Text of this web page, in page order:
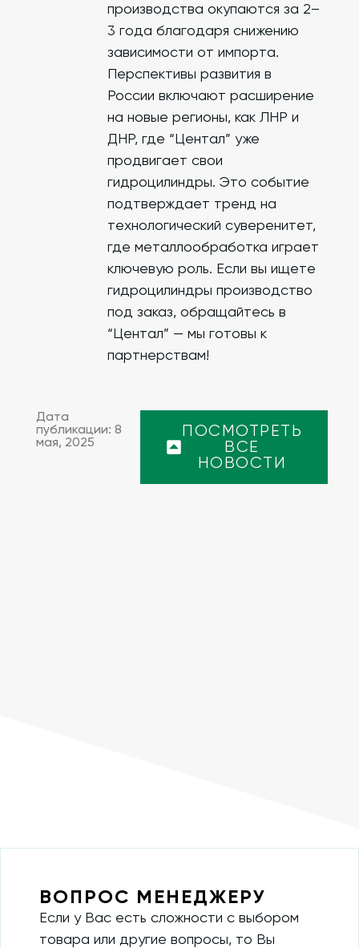
производства окупаются за 2–
3 года благодаря снижению
зависимости от импорта.
Перспективы развития в
России включают расширение
на новые регионы, как ЛНР и
ДНР, где “Центал” уже
продвигает свои
гидроцилиндры. Это событие
подтверждает тренд на
технологический суверенитет,
где металлообработка играет
ключевую роль. Если вы ищете
гидроцилиндры производство
под заказ, обращайтесь в
“Центал” — мы готовы к
партнерствам!
Дата
публикации: 8
мая, 2025
ПОСМОТРЕТЬ
ВСЕ
НОВОСТИ
ВОПРОС МЕНЕДЖЕРУ
Если у Вас есть сложности с выбором
товара или другие вопросы, то Вы